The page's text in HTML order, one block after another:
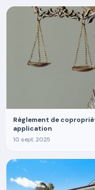
Règlement de
application
10 sept. 2025